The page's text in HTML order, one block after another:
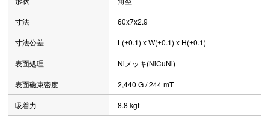
寸法 60x7x2.9
寸法公差 L(±0.1) x W(±0.1) x H(±0.1)
表面処理 Niメッキ(NiCuNi)
表面磁束密度 2,440 G / 244 mT
吸着力 8.8 kgf